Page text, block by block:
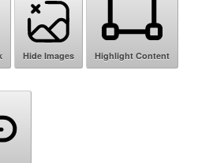
Hide Images Highlight Content